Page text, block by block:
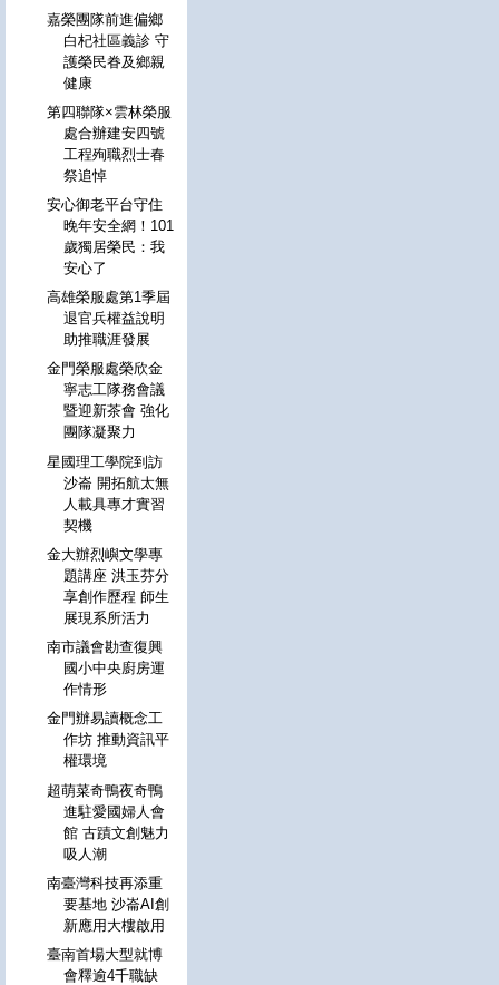
嘉榮團隊前進偏鄉
白杞社區義診 守
護榮民眷及鄉親
健康
第四聯隊×雲林榮服
處合辦建安四號
工程殉職烈士春
祭追悼
安心御老平台守住
晚年安全網！101
歲獨居榮民：我
安心了
高雄榮服處第1季屆
退官兵權益說明
助推職涯發展
金門榮服處榮欣金
寧志工隊務會議
暨迎新茶會 強化
團隊凝聚力
星國理工學院到訪
沙崙 開拓航太無
人載具專才實習
契機
金大辦烈嶼文學專
題講座 洪玉芬分
享創作歷程 師生
展現系所活力
南市議會勘查復興
國小中央廚房運
作情形
金門辦易讀概念工
作坊 推動資訊平
權環境
超萌菜奇鴨夜奇鴨
進駐愛國婦人會
館 古蹟文創魅力
吸人潮
南臺灣科技再添重
要基地 沙崙AI創
新應用大樓啟用
臺南首場大型就博
會釋逾4千職缺